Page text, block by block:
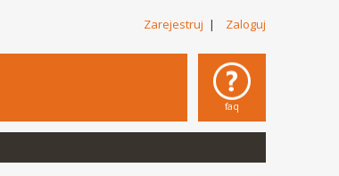
Zarejestruj | Zaloguj
faq